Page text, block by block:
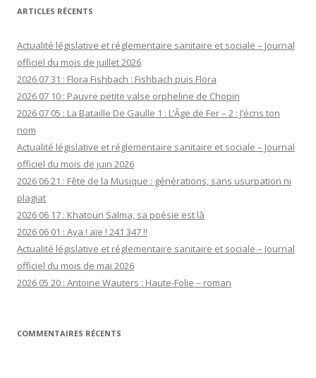
ARTICLES RÉCENTS
Actualité législative et réglementaire sanitaire et sociale – Journal
officiel du mois de juillet 2026
2026 07 31 : Flora Fishbach : Fishbach puis Flora
2026 07 10 : Pauvre petite valse orpheline de Chopin
2026 07 05 : La Bataille De Gaulle 1 : L’Âge de Fer – 2 : J’écris ton
nom
Actualité législative et réglementaire sanitaire et sociale – Journal
officiel du mois de juin 2026
2026 06 21 : Fête de la Musique : générations, sans usurpation ni
plagiat
2026 06 17 : Khatoun Salma, sa poésie est là
2026 06 01 : Aya ! aïe ! 241 347 !!
Actualité législative et réglementaire sanitaire et sociale – Journal
officiel du mois de mai 2026
2026 05 20 : Antoine Wauters : Haute-Folie – roman
COMMENTAIRES RÉCENTS